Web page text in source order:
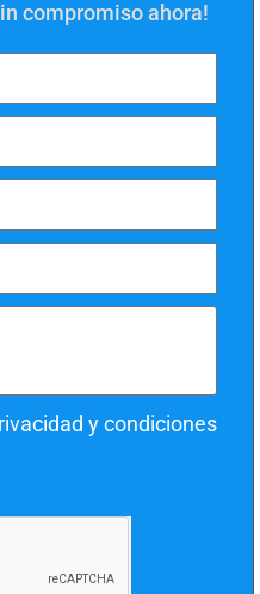
compromiso ahora!
y condiciones